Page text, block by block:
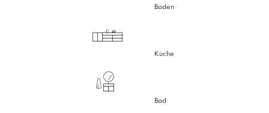
Boden
Küche
Bad